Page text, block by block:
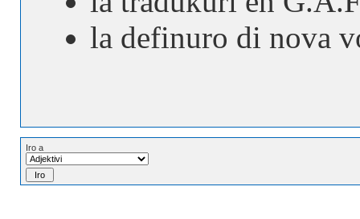
la definuro di nova
Iro a